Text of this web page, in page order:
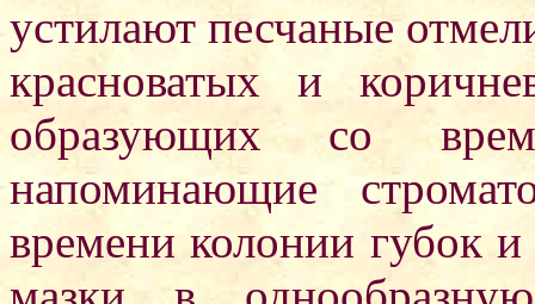
устилают песчаные
красноватых и
образующих со
напоминающие
времени колонии губок